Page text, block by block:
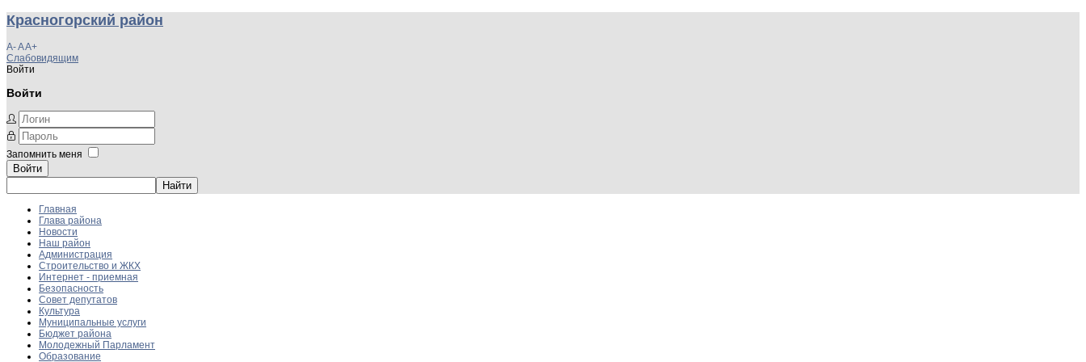
Красногорский район
A-AA+
Слабовидящим
Войти
Войти
Запомнить меня
Войти
Главная
Глава района
Новости
Наш район
Администрация
Строительство и ЖКХ
Интернет - приемная
Безопасность
Совет депутатов
Культура
Муниципальные услуги
Бюджет района
Молодежный Парламент
Образование